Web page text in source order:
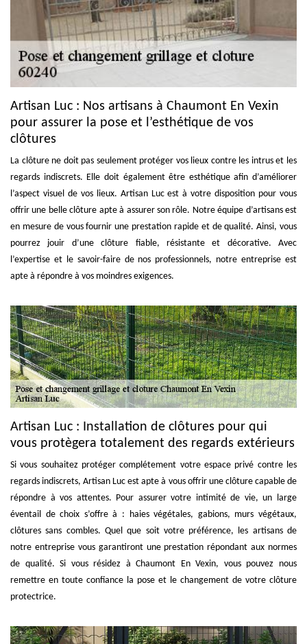
Artisan Luc : Nos artisans à Chaumont En Vexin
pour assurer la pose et l’esthétique de vos
clôtures
La clôture ne doit pas seulement protéger vos lieux contre les intrus et les
regards indiscrets. Elle doit également être esthétique afin d’améliorer
l’aspect visuel de vos lieux. Artisan Luc est à votre disposition pour vous
offrir une belle clôture apte à assurer son rôle. Notre équipe d’artisans est
en mesure de vous fournir une prestation rapide et de qualité. Ainsi, vous
pourrez jouir d’une clôture fiable, résistante et décorative. Avec
l’expertise et le savoir-faire de nos professionnels, notre entreprise est
apte à répondre à vos moindres exigences.
Artisan Luc : Installation de clôtures pour qui
vous protègera totalement des regards extérieurs
Si vous souhaitez protéger complétement votre espace privé contre les
regards indiscrets, Artisan Luc est apte à vous offrir une clôture capable de
répondre à vos attentes. Pour assurer votre intimité de vie, un large
éventail de choix s’offre à : haies végétales, gabions, murs végétaux,
clôtures sans combles. Quel que soit votre préférence, les artisans de
notre entreprise vous garantiront une prestation répondant aux normes
de qualité. Si vous résidez à Chaumont En Vexin, vous pouvez nous
remettre en toute confiance la pose et le changement de votre clôture
protectrice.